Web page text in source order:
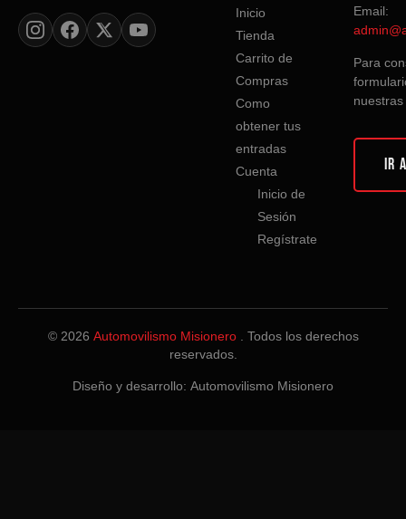
Inicio
Tienda
Carrito de
Compras
Como
obtener tus
entradas
Cuenta
Inicio de
Sesión
Regístrate
Email:
Para
IR
© 2026 Automovilismo Misionero
. Todos los derechos
reservados.
Diseño y desarrollo: Automovilismo Misionero